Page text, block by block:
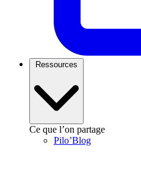
Ressources
Ce que l’on partage
Pilo’Blog